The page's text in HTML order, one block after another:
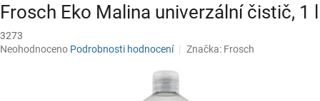
Frosch Eko Malina univerzální čistič, 1 l
3273
Průměrné
Neohodnoceno Podrobnosti hodnocení Značka: Frosch